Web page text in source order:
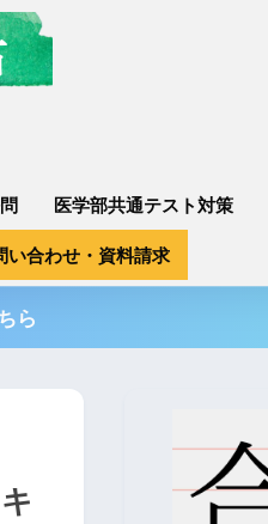
医学部共通テスト対策
い合わせ・資料請求
ら